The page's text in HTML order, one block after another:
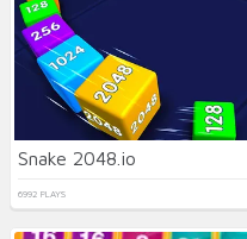
Snake 2048.io
6992 PLAYS